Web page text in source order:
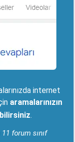
internet
aramalarınızın
.
forum sınıf